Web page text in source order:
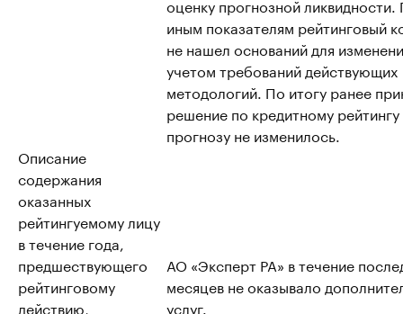
оценку прогнозной ликвидности.
иным показателям рейтинговый
не нашел оснований для
учетом требований действующих
методологий. По итогу ранее
решение по кредитному рейтингу
прогнозу не изменилось.
Описание
содержания
оказанных
рейтингуемому лицу
в течение года,
предшествующего
рейтинговому
действию,
АО «Эксперт РА» в течение
месяцев не оказывало
услуг.